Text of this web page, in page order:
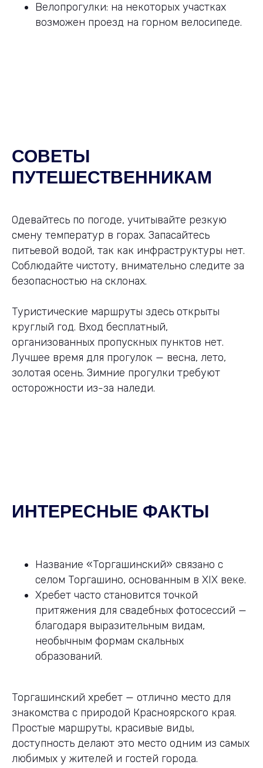
Велопрогулки: на некоторых участках
возможен проезд на горном велосипеде.
СОВЕТЫ
ПУТЕШЕСТВЕННИКАМ
Одевайтесь по погоде, учитывайте резкую
смену температур в горах. Запасайтесь
питьевой водой, так как инфраструктуры нет.
Соблюдайте чистоту, внимательно следите за
безопасностью на склонах.
Туристические маршруты здесь открыты
круглый год. Вход бесплатный,
организованных пропускных пунктов нет.
Лучшее время для прогулок — весна, лето,
золотая осень. Зимние прогулки требуют
осторожности из-за наледи.
ИНТЕРЕСНЫЕ ФАКТЫ
Название «Торгашинский» связано с
селом Торгашино, основанным в XIX веке.
Хребет часто становится точкой
притяжения для свадебных фотосессий —
благодаря выразительным видам,
необычным формам скальных
образований.
Торгашинский хребет — отлично место для
знакомства с природой Красноярского края.
Простые маршруты, красивые виды,
доступность делают это место одним из самых
любимых у жителей и гостей города.